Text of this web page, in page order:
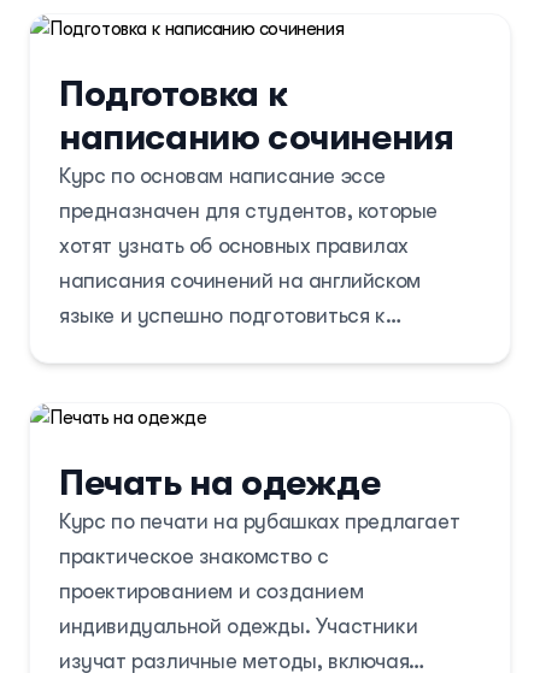
ключевые принципы работы с API,
серверных приложений.
Подготовка к
написанию сочинения
Курс по основам написание эссе
предназначен для студентов, которые
хотят узнать об основных правилах
написания сочинений на английском
языке и успешно подготовиться к
Курс включает такие темы как что такое
эссе. Студенты научаться писать эссе на
различные темы на английском языке и
письменно аргументировать свою точку
зрения. Специально разработанные
упражнения обучают грамотной и
профессиональной подготовке
Печать на одежде
Курс по печати на рубашках предлагает
практическое знакомство с
проектированием и созданием
индивидуальной одежды. Участники
изучат различные методы, включая